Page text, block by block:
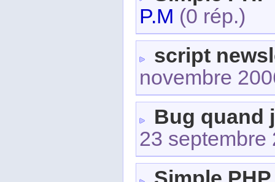
P.M (0 rép.)
script
novembre
Bug quand
23